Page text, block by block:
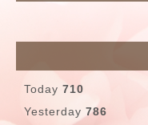
Today 710
Yesterday 786